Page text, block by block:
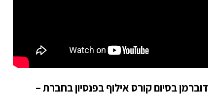
דוברמן בסיום קורס אילוף בפנסיון בחברת –